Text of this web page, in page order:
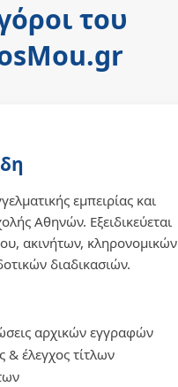
του
εμπειρίας και
Αθηνών. Εξειδικεύεται
ακινήτων, κληρονομικών
διαδικασιών.
αρχικών εγγραφών
& έλεγχος τίτλων